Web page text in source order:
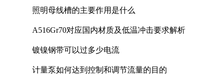
照明母线槽的主要作用是什么
A516Gr70对应国内材质及低温冲击要求解析
镀镍钢带可以过多少电流
计量泵如何达到控制和调节流量的目的